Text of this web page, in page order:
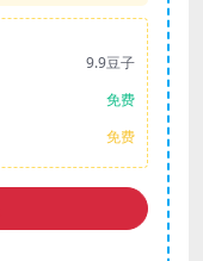
9.9豆子
免费
免费